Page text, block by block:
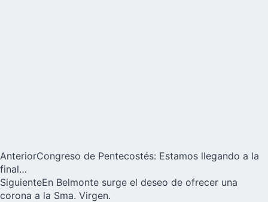
AnteriorCongreso de Pentecostés: Estamos llegando a la
final…
SiguienteEn Belmonte surge el deseo de ofrecer una
corona a la Sma. Virgen.